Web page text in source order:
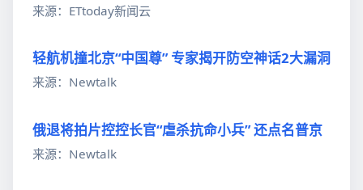
来源：ETtoday新闻云
轻航机撞北京“中国尊” 专家揭开防空神话2大漏洞
来源：Newtalk
俄退将拍片控控长官“虐杀抗命小兵” 还点名普京
来源：Newtalk